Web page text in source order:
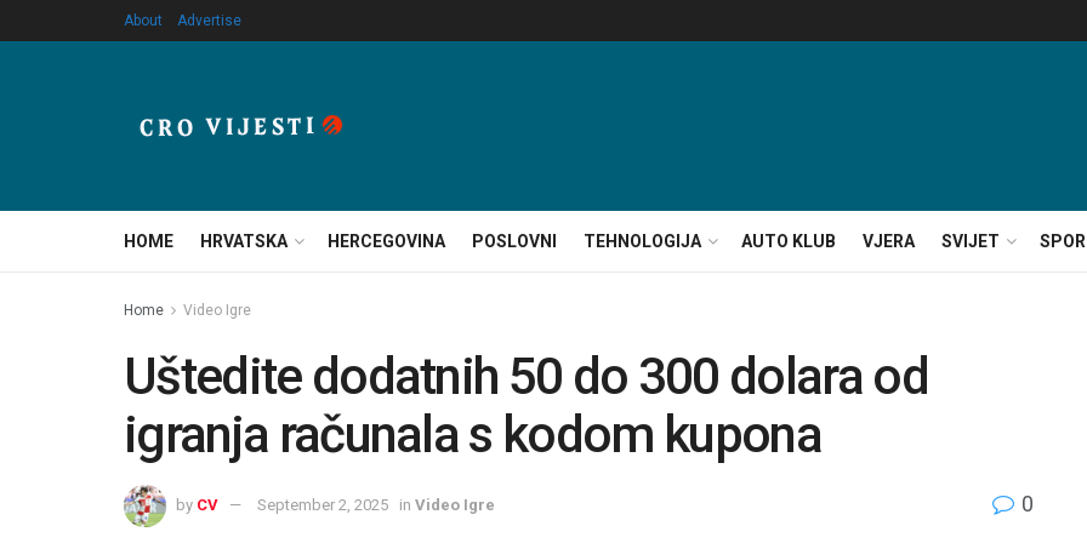
About Advertise
HOME HRVATSKA HERCEGOVINA POSLOVNI TEHNOLOGIJA AUTO KLUB VJERA SVIJET
Home Video Igre
Uštedite dodatnih 50 do 300 dolara od
igranja računala s kodom kupona
by CV September 2, 2025 in Video Igre 0